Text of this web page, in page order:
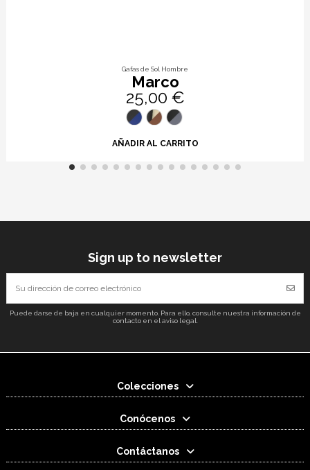
Gafas de Sol Hombre
Marco
25,00 €
AÑADIR AL CARRITO
Sign up to newsletter
Puede darse de baja en cualquier momento. Para ello, consulte nuestra información de
contacto en el aviso legal.
Colecciones
Conócenos
Contáctanos